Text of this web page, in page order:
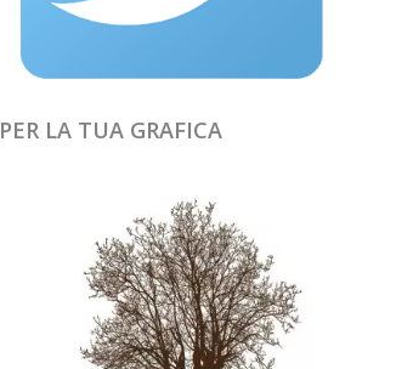
PER LA TUA GRAFICA